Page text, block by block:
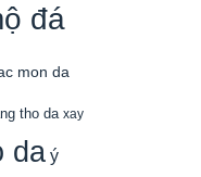
đá
mon da
tho da xay
da ý